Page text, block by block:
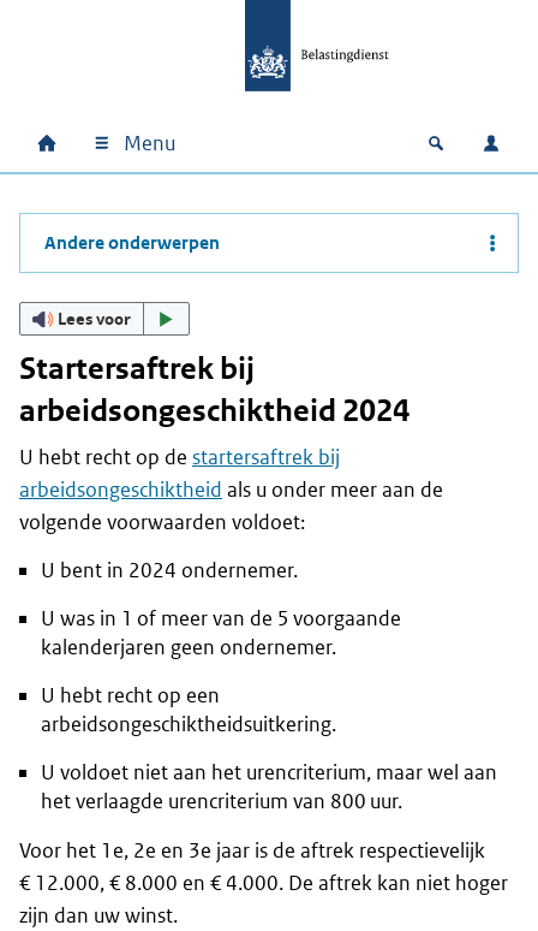
Hoofdnavigatie
Home Menu Open
Andere onderwerpen
Lees voor
Startersaftrek bij
arbeidsongeschiktheid 2024
U hebt recht op de startersaftrek bij
arbeidsongeschiktheid als u onder meer aan de
volgende voorwaarden voldoet:
U bent in 2024 ondernemer.
U was in 1 of meer van de 5 voorgaande
kalenderjaren geen ondernemer.
U hebt recht op een
arbeidsongeschiktheidsuitkering.
U voldoet niet aan het urencriterium, maar wel aan
het verlaagde urencriterium van 800 uur.
Voor het 1e, 2e en 3e jaar is de aftrek respectievelijk
€ 12.000, € 8.000 en € 4.000. De aftrek kan niet hoger
zijn dan uw winst.